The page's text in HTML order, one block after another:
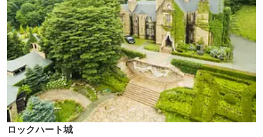
ロックハート城